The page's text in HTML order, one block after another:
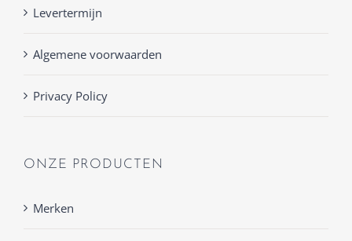
Levertermijn
Algemene voorwaarden
Privacy Policy
ONZE PRODUCTEN
Merken